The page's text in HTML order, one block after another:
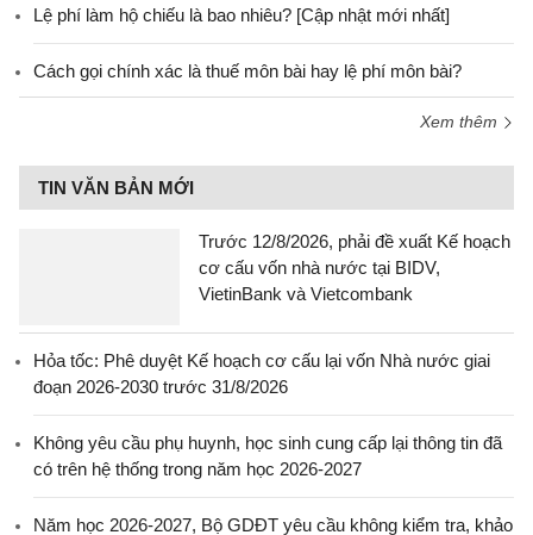
Lệ phí làm hộ chiếu là bao nhiêu? [Cập nhật mới nhất]
Cách gọi chính xác là thuế môn bài hay lệ phí môn bài?
Xem thêm
TIN VĂN BẢN MỚI
Trước 12/8/2026, phải đề xuất Kế hoạch
cơ cấu vốn nhà nước tại BIDV,
VietinBank và Vietcombank
Hỏa tốc: Phê duyệt Kế hoạch cơ cấu lại vốn Nhà nước giai
đoạn 2026-2030 trước 31/8/2026
Không yêu cầu phụ huynh, học sinh cung cấp lại thông tin đã
có trên hệ thống trong năm học 2026-2027
Năm học 2026-2027, Bộ GDĐT yêu cầu không kiểm tra, khảo